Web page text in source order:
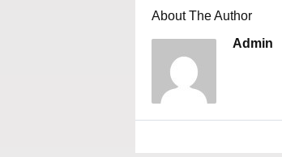
About The Author
Admin